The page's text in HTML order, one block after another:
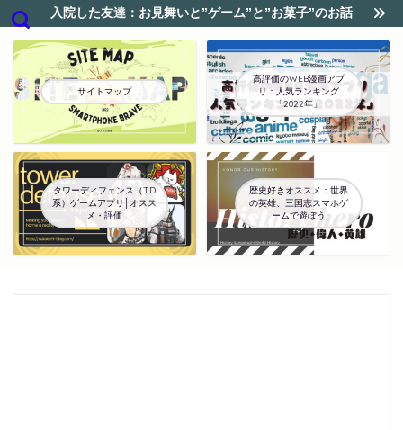
入院した友達：お見舞いと”ゲーム”と”お菓子”のお話
サイトマップ
高評価のWEB漫画アプ
リ：人気ランキング
「2022年」
タワーディフェンス（TD
系）ゲームアプリ│オスス
メ・評価
歴史好きオススメ：世界
の英雄、三国志スマホゲ
ームで遊ぼう